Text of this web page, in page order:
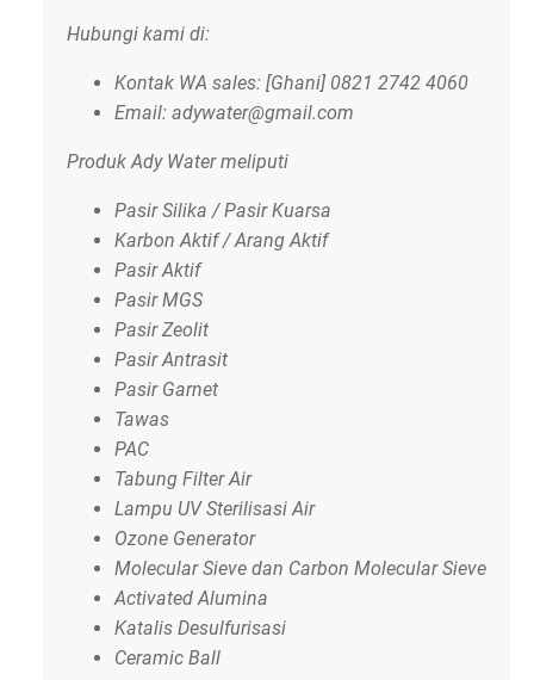
Hubungi kami di:
Kontak WA sales: [Ghani] 0821 2742 4060
Email: adywater@gmail.com
Produk Ady Water meliputi
Pasir Silika / Pasir Kuarsa
Karbon Aktif / Arang Aktif
Pasir Aktif
Pasir MGS
Pasir Zeolit
Pasir Antrasit
Pasir Garnet
Tawas
PAC
Tabung Filter Air
Lampu UV Sterilisasi Air
Ozone Generator
Molecular Sieve dan Carbon Molecular Sieve
Activated Alumina
Katalis Desulfurisasi
Ceramic Ball